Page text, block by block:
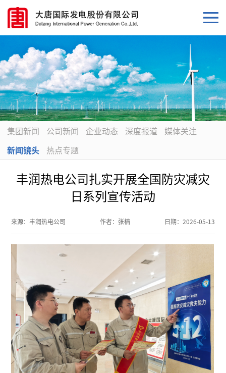
集团新闻 公司新闻 企业动态 深度报道
媒体关注
新闻镜头
热点专题
丰润热电公司扎实开展全国防灾减灾
日系列宣传活动
来源：丰润热电公司 作者： 张楠 日期： 2026-05-13